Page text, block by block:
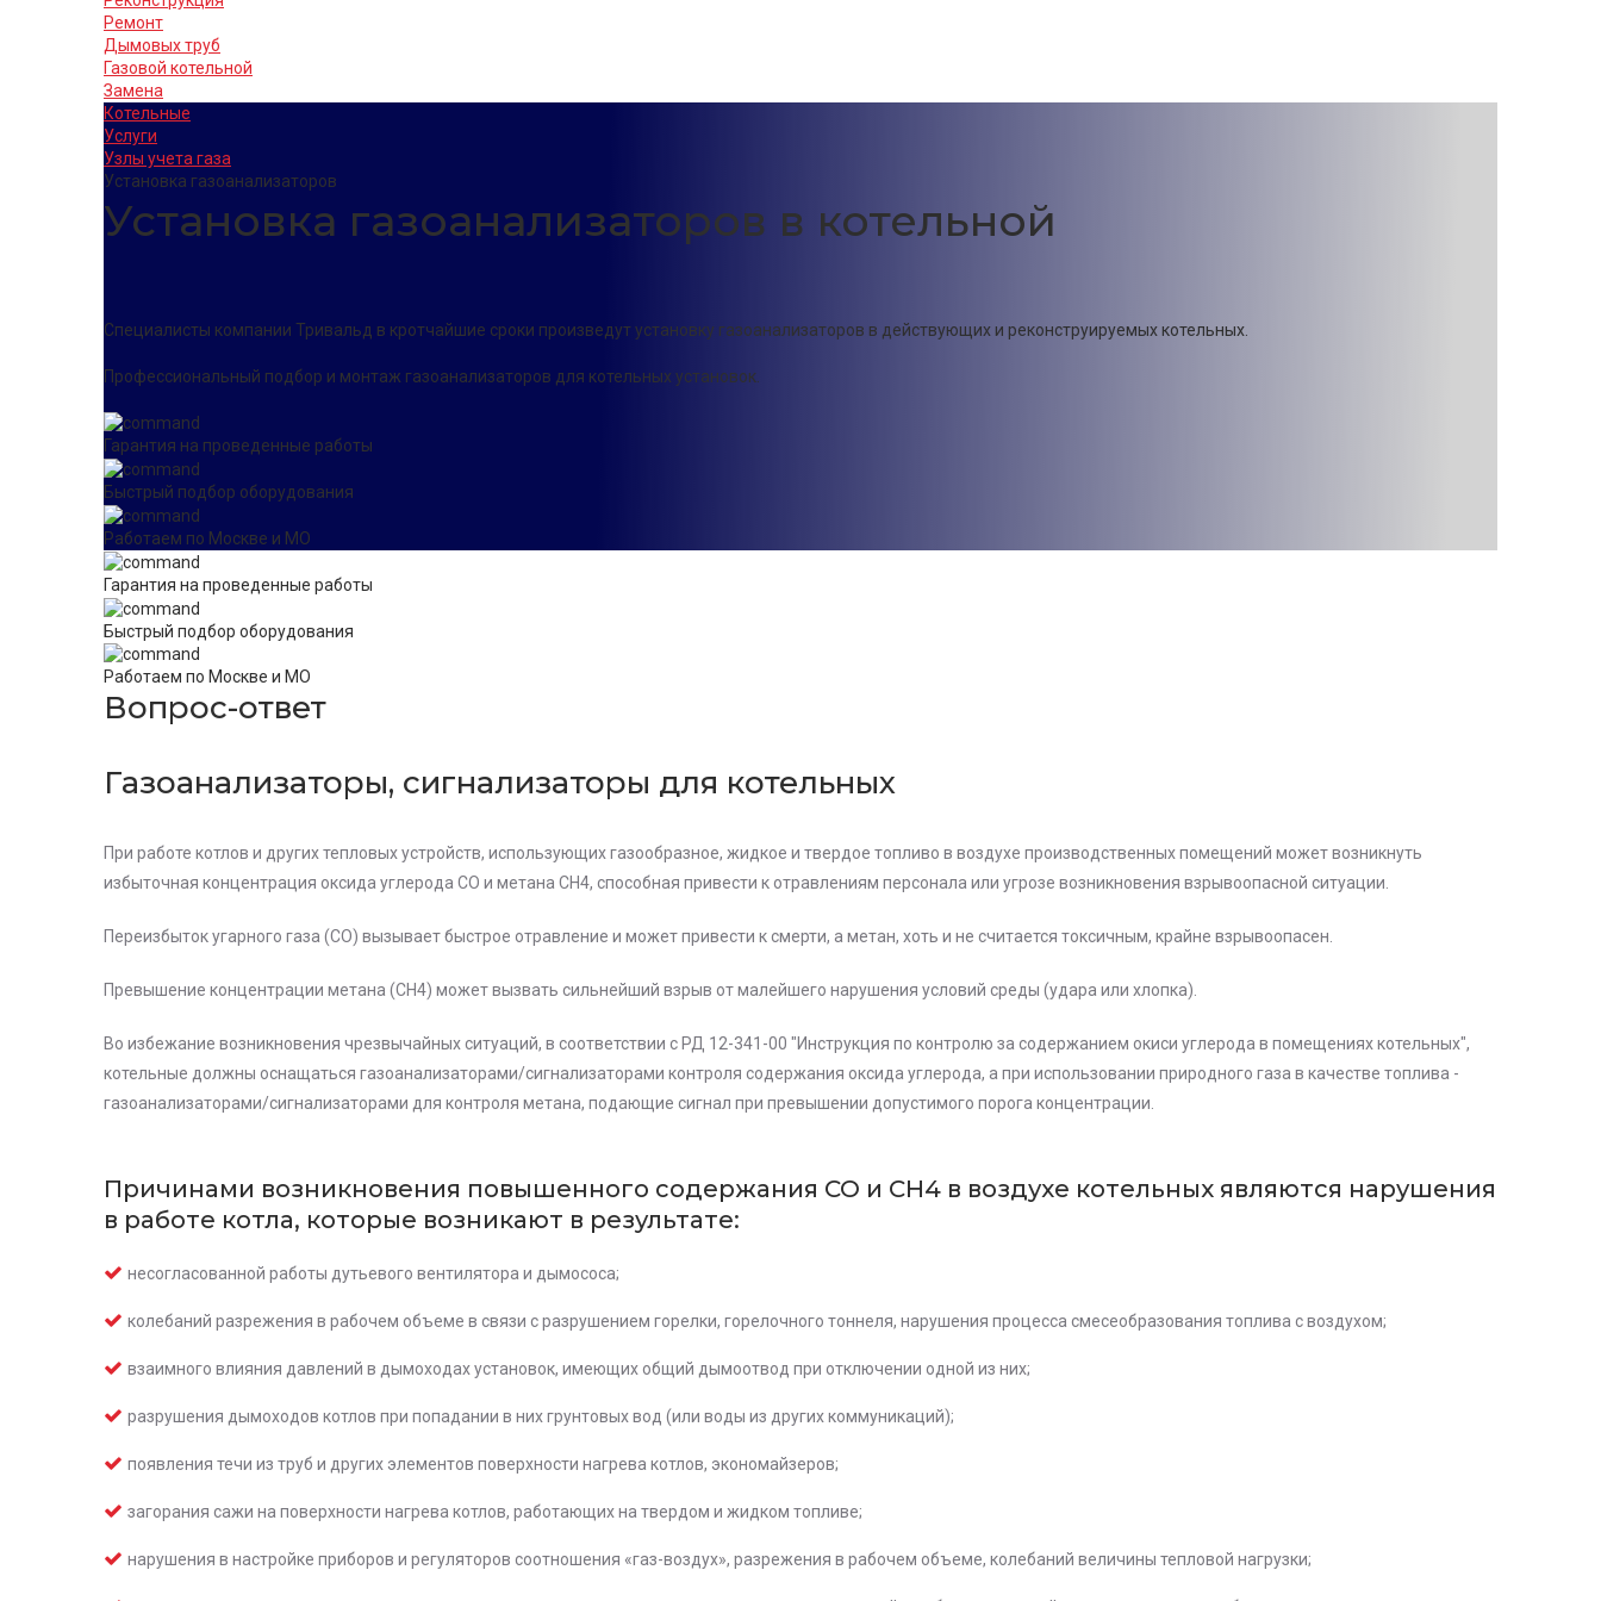
Ремонт
Дымовых труб
Газовой котельной
Замена
Котельные
Услуги
Узлы учета газа
Установка газоанализаторов
Установка газоанализаторов в котельной
Специалисты компании Тривальд в кротчайшие сроки произведут установку газоанализаторов в действующих и реконструируемых котельных.
Профессиональный подбор и монтаж газоанализаторов для котельных установок.
Гарантия на проведенные работы
Быстрый подбор оборудования
Работаем по Москве и МО
Гарантия на проведенные работы
Быстрый подбор оборудования
Работаем по Москве и МО
Вопрос-ответ
Газоанализаторы, сигнализаторы для котельных
При работе котлов и других тепловых устройств, использующих газообразное, жидкое и твердое топливо в воздухе производственных помещений может возникнуть
избыточная концентрация оксида углерода СО и метана СН4, способная привести к отравлениям персонала или угрозе возникновения взрывоопасной ситуации.
Переизбыток угарного газа (CO) вызывает быстрое отравление и может привести к смерти, а метан, хоть и не считается токсичным, крайне взрывоопасен.
Превышение концентрации метана (CH4) может вызвать сильнейший взрыв от малейшего нарушения условий среды (удара или хлопка).
Во избежание возникновения чрезвычайных ситуаций, в соответствии с РД 12-341-00 "Инструкция по контролю за содержанием окиси углерода в помещениях котельных",
котельные должны оснащаться газоанализаторами/сигнализаторами контроля содержания оксида углерода, а при использовании природного газа в качестве топлива -
газоанализаторами/сигнализаторами для контроля метана, подающие сигнал при превышении допустимого порога концентрации.
Причинами возникновения повышенного содержания СО и СН4 в воздухе котельных являются нарушения
в работе котла, которые возникают в результате:
несогласованной работы дутьевого вентилятора и дымососа;
колебаний разрежения в рабочем объеме в связи с разрушением горелки, горелочного тоннеля, нарушения процесса смесеобразования топлива с воздухом;
взаимного влияния давлений в дымоходах установок, имеющих общий дымоотвод при отключении одной из них;
разрушения дымоходов котлов при попадании в них грунтовых вод (или воды из других коммуникаций);
появления течи из труб и других элементов поверхности нагрева котлов, экономайзеров;
загорания сажи на поверхности нагрева котлов, работающих на твердом и жидком топливе;
нарушения в настройке приборов и регуляторов соотношения «газ-воздух», разрежения в рабочем объеме, колебаний величины тепловой нагрузки;